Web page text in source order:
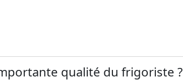
qualité du frigoriste ?